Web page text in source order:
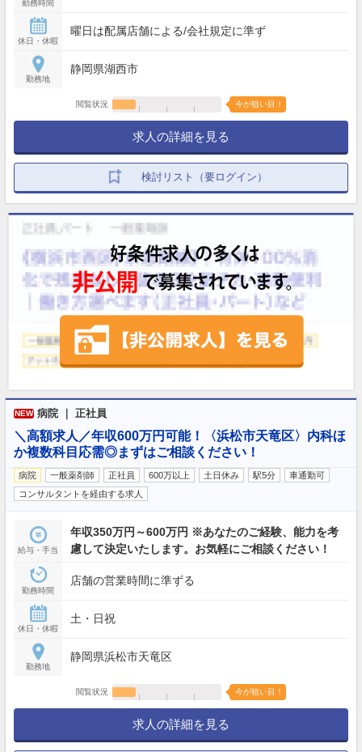
勤務時間
休日・休暇
曜日は配属店舗による/会社規定に準ず
勤務地
静岡県湖西市
閲覧状況 今が狙い目！
求人の詳細を見る
検討リスト（要ログイン）
NEW 病院 ｜ 正社員
＼高額求人／年収600万円可能！〈浜松市天竜区〉内科ほ
か複数科目応需◎まずはご相談ください！
病院 一般薬剤師 正社員 600万以上 土日休み 駅5分
車通勤可
コンサルタントを経由する求人
給与・手当
年収350万円～600万円 ※あなたのご経験、能力を考
慮して決定いたします。お気軽にご相談ください！
勤務時間
店舗の営業時間に準ずる
休日・休暇
土・日祝
勤務地
静岡県浜松市天竜区
閲覧状況 今が狙い目！
求人の詳細を見る